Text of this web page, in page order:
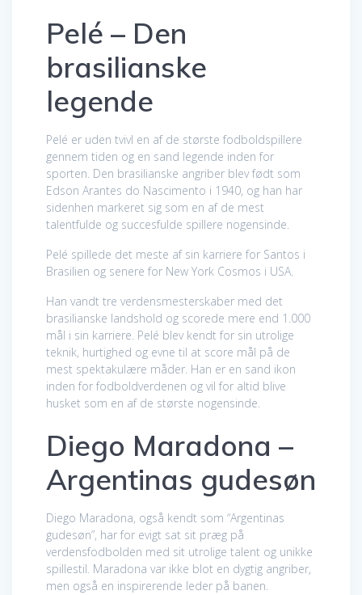
Pelé – Den
brasilianske
legende
Pelé er uden tvivl en af de største fodboldspillere
gennem tiden og en sand legende inden for
sporten. Den brasilianske angriber blev født som
Edson Arantes do Nascimento i 1940, og han har
sidenhen markeret sig som en af de mest
talentfulde og succesfulde spillere nogensinde.
Pelé spillede det meste af sin karriere for Santos i
Brasilien og senere for New York Cosmos i USA.
Han vandt tre verdensmesterskaber med det
brasilianske landshold og scorede mere end 1.000
mål i sin karriere. Pelé blev kendt for sin utrolige
teknik, hurtighed og evne til at score mål på de
mest spektakulære måder. Han er en sand ikon
inden for fodboldverdenen og vil for altid blive
husket som en af de største nogensinde.
Diego Maradona –
Argentinas gudesøn
Diego Maradona, også kendt som “Argentinas
gudesøn”, har for evigt sat sit præg på
verdensfodbolden med sit utrolige talent og unikke
spillestil. Maradona var ikke blot en dygtig angriber,
men også en inspirerende leder på banen.